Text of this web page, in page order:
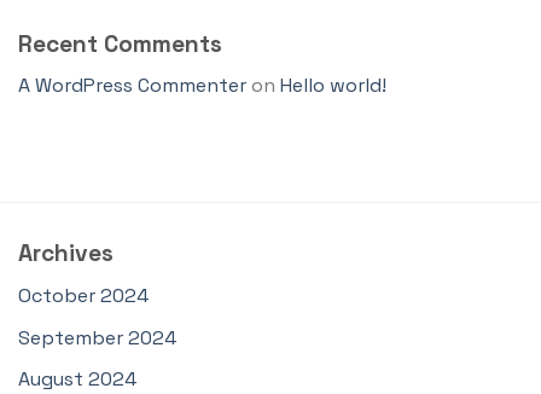
Recent Comments
A WordPress Commenteron Hello world!
Archives
October 2024
September 2024
August 2024